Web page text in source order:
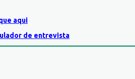
aqui
de entrevista